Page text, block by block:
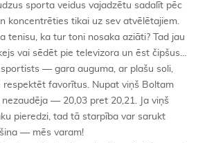
sporta veidus vajadzētu sadalīt pēc
koncentrēties tikai uz sev atvēlētajiem.
tenisu, ka tur toni nosaka aziāti? Tad jau
vai sēdēt pie televizora un ēst čipšus…
— gara auguma, ar plašu soli,
respektēt favorītus. Nupat viņš Boltam
— 20,03 pret 20,21. Ja viņš
pieredzi, tad tā starpība var sarukt
— mēs varam!